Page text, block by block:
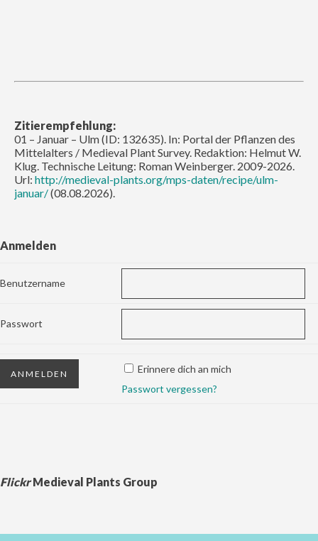
Zitierempfehlung:
01 – Januar – Ulm (ID: 132635). In: Portal der Pflanzen des
Mittelalters / Medieval Plant Survey. Redaktion: Helmut W.
Klug. Technische Leitung: Roman Weinberger. 2009-2026.
Url: http://medieval-plants.org/mps-daten/recipe/ulm-
januar/(08.08.2026).
Anmelden
Benutzername
Passwort
Erinnere dich an mich
Passwort vergessen?
FlickrMedieval Plants Group